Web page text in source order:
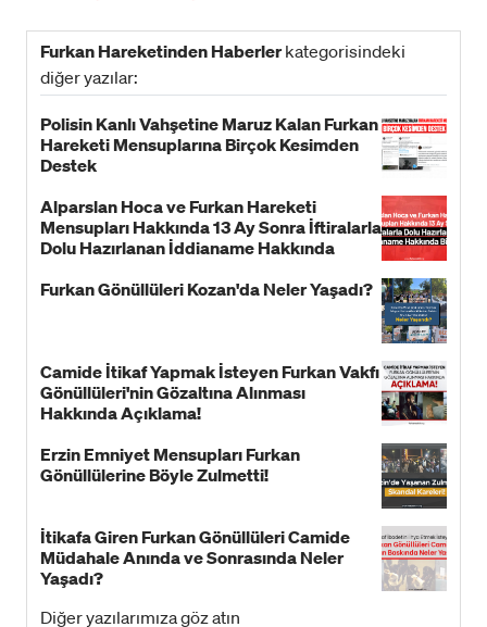
Furkan Hareketinden Haberlerkategorisindeki
diğer yazılar:
Polisin Kanlı Vahşetine Maruz Kalan Furkan
Hareketi Mensuplarına Birçok Kesimden
Destek
Alparslan Hoca ve Furkan Hareketi
Mensupları Hakkında 13 Ay Sonra İftiralarla
Dolu Hazırlanan İddianame Hakkında
Furkan Gönüllüleri Kozan'da Neler Yaşadı?
Camide İtikaf Yapmak İsteyen Furkan Vakfı
Gönüllüleri'nin Gözaltına Alınması
Hakkında Açıklama!
Erzin Emniyet Mensupları Furkan
Gönüllülerine Böyle Zulmetti!
İtikafa Giren Furkan Gönüllüleri Camide
Müdahale Anında ve Sonrasında Neler
Yaşadı?
Diğer yazılarımıza göz atın